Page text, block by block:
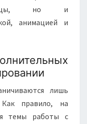
но и
анимацией и
лишь
Как правило, на
темы работы с